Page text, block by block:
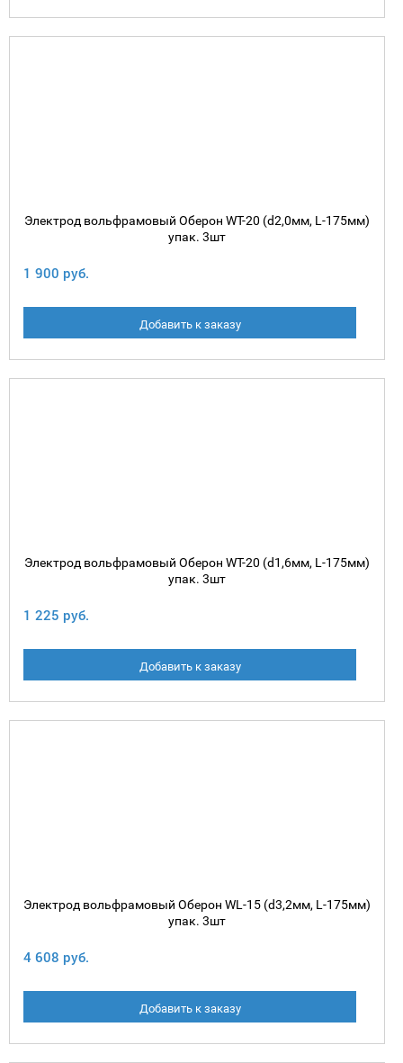
Электрод вольфрамовый Оберон WT-20 (d2,0мм, L-175мм)
упак. 3шт
1 900 руб.
Добавить к заказу
Электрод вольфрамовый Оберон WT-20 (d1,6мм, L-175мм)
упак. 3шт
1 225 руб.
Добавить к заказу
Электрод вольфрамовый Оберон WL-15 (d3,2мм, L-175мм)
упак. 3шт
4 608 руб.
Добавить к заказу